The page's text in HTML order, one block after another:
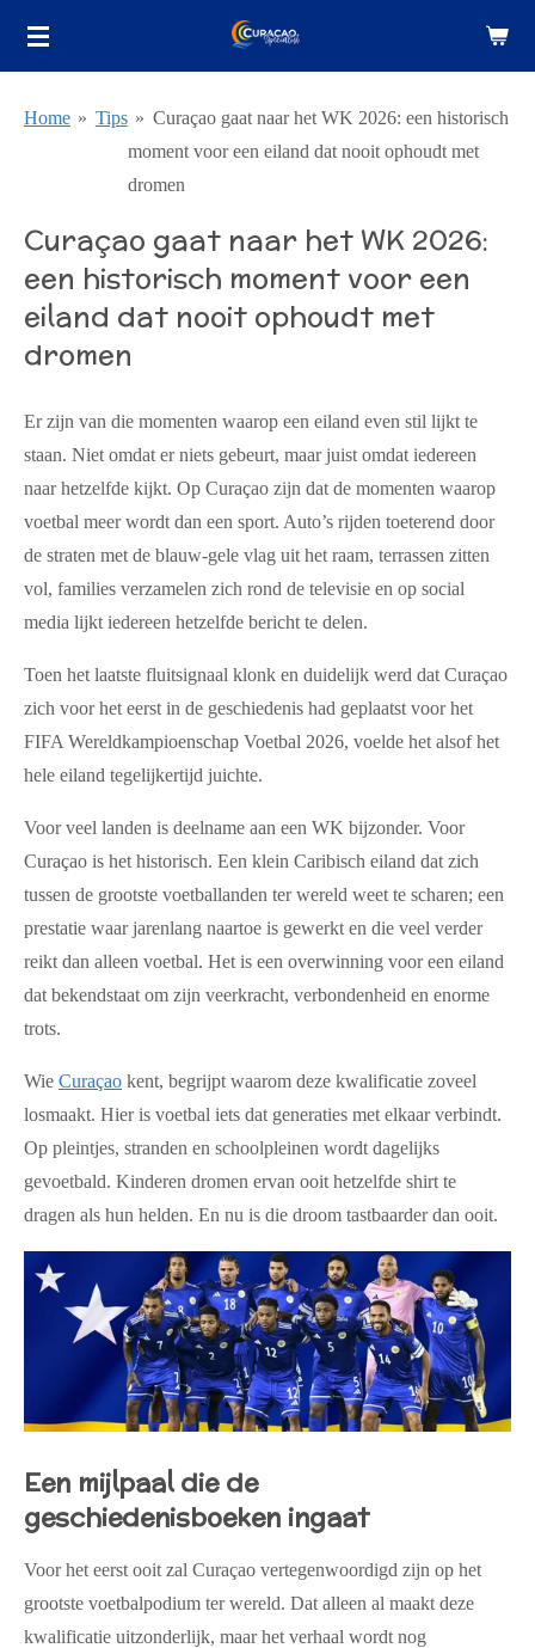
Ga
de
hoofdinhoud
Home » Tips » Curaçao gaat naar het WK 2026: een historisch
moment voor een eiland dat nooit ophoudt met
dromen
Curaçao gaat naar het WK 2026:
een historisch moment voor een
eiland dat nooit ophoudt met
dromen
Er zijn van die momenten waarop een eiland even stil lijkt te
staan. Niet omdat er niets gebeurt, maar juist omdat iedereen
naar hetzelfde kijkt. Op Curaçao zijn dat de momenten waarop
voetbal meer wordt dan een sport. Auto’s rijden toeterend door
de straten met de blauw-gele vlag uit het raam, terrassen zitten
vol, families verzamelen zich rond de televisie en op social
media lijkt iedereen hetzelfde bericht te delen.
Toen het laatste fluitsignaal klonk en duidelijk werd dat Curaçao
zich voor het eerst in de geschiedenis had geplaatst voor het
FIFA Wereldkampioenschap Voetbal 2026, voelde het alsof het
hele eiland tegelijkertijd juichte.
Voor veel landen is deelname aan een WK bijzonder. Voor
Curaçao is het historisch. Een klein Caribisch eiland dat zich
tussen de grootste voetballanden ter wereld weet te scharen; een
prestatie waar jarenlang naartoe is gewerkt en die veel verder
reikt dan alleen voetbal. Het is een overwinning voor een eiland
dat bekendstaat om zijn veerkracht, verbondenheid en enorme
trots.
Wie Curaçao kent, begrijpt waarom deze kwalificatie zoveel
losmaakt. Hier is voetbal iets dat generaties met elkaar verbindt.
Op pleintjes, stranden en schoolpleinen wordt dagelijks
gevoetbald. Kinderen dromen ervan ooit hetzelfde shirt te
dragen als hun helden. En nu is die droom tastbaarder dan ooit.
Een mijlpaal die de
geschiedenisboeken ingaat
Voor het eerst ooit zal Curaçao vertegenwoordigd zijn op het
grootste voetbalpodium ter wereld. Dat alleen al maakt deze
kwalificatie uitzonderlijk, maar het verhaal wordt nog